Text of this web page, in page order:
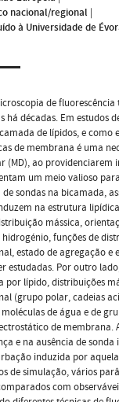
nacional/regional |
à Universidade de
de fluorescência
há décadas. Em estudos
de lípidos, e como
de membrana é uma
(MD), ao providenciarem
um meio valioso
sondas na bicamada,
na estrutura
mássica,
funções de
estado de agregação e
estudadas. Por outro
por lípido, distribuições
(grupo polar, cadeias
de água e de
de membrana.
e na ausência de
induzida por
de simulação, vários
com